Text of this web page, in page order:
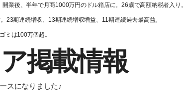
業後、半年で月商1000万円のドル箱店に。26歳で高額納税者入り。
期連続増収、13期連続増収増益、11期連続過去最高益。
ミは100万個超。
掲載情報
スになりました♪